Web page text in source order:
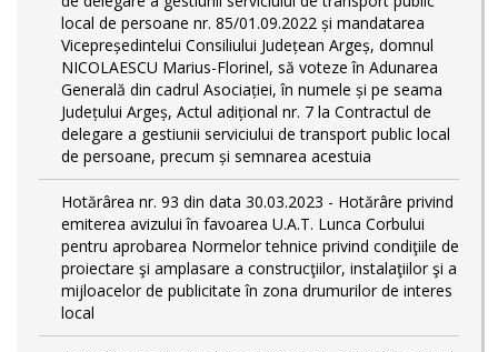
local de persoane nr. 85/01.09.2022 și mandatarea
Vicepreședintelui Consiliului Județean Argeș, domnul
NICOLAESCU Marius-Florinel, să voteze în Adunarea
Generală din cadrul Asociației, în numele și pe seama
Județului Argeș, Actul adițional nr. 7 la Contractul de
delegare a gestiunii serviciului de transport public local
de persoane, precum și semnarea acestuia
Hotărârea nr. 93 din data 30.03.2023 - Hotărâre privind
emiterea avizului în favoarea U.A.T. Lunca Corbului
pentru aprobarea Normelor tehnice privind condiţiile de
proiectare şi amplasare a construcţiilor, instalaţiilor şi a
mijloacelor de publicitate în zona drumurilor de interes
local